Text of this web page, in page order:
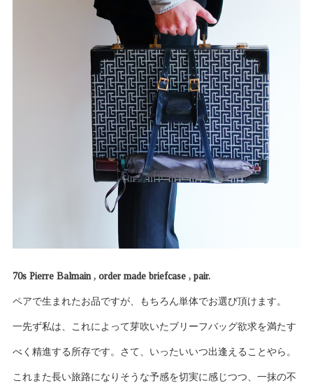
70s Pierre Balmain , order made briefcase , pair.
ペアで生まれたお品ですが、もちろん単体でお選び頂けます。
一先ず私は、これによって芽吹いたブリーフバッグ欲求を満たす
べく精進する所存です。さて、いったいいつ出逢えることやら。
これまた長い旅路になりそうな予感を切実に感じつつ、一抹の不